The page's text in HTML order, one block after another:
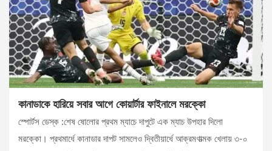
কানাডাকে হারিয়ে সবার আগে কোয়ার্টার ফাইনালে মরক্কো
স্পোর্টস ডেস্ক :শেষ ষোলোর প্রথম ম্যাচে দাপুটে এক ম্যাচ উপহার দিলো
মরক্কো। প্রথমার্ধে কানাডার দাপট সামলেও দ্বিতীয়ার্ধে আক্রমণাত্মক খেলায় ৩-০